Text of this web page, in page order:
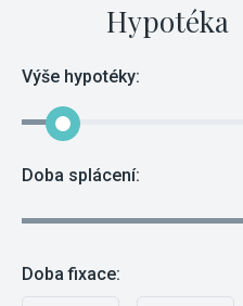
Hypotéka
Výše hypotéky:
Doba splácení:
Doba fixace: